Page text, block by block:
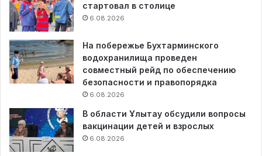
стартовал в столице
6.08.2026
На побережье Бухтарминского
водохранилища проведен
совместный рейд по обеспечению
безопасности и правопорядка
6.08.2026
В области Ұлытау обсудили вопросы
вакцинации детей и взрослых
6.08.2026